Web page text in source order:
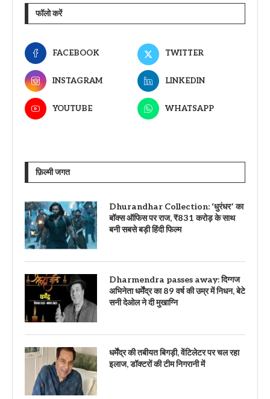
फॉलो करें
FACEBOOK TWITTER
INSTAGRAM LINKEDIN
YOUTUBE WHATSAPP
फ़िल्मी जगत
Dhurandhar Collection: ‘धुरंधर’ का
बॉक्स ऑफिस पर राज, ₹831 करोड़ के साथ
बनी सबसे बड़ी हिंदी फिल्म
Dharmendra passes away: दिग्गज
अभिनेता धर्मेंद्र का 89 वर्ष की उम्र में निधन, बेटे
सनी देओल ने दी मुखाग्नि
धर्मेंद्र की तबीयत बिगड़ी, वेंटिलेटर पर चल रहा
इलाज, डॉक्टरों की टीम निगरानी में